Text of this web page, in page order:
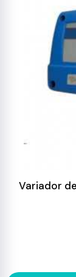
Variador